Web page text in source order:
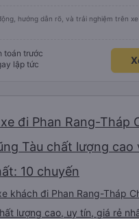
hướng dẫn rõ, và trải nghiệm trên xe
toán trước
lập tức
đi Phan Rang-Tháp
Tàu chất lượng cao
10 chuyến
khách đi Phan Rang-Tháp
lượng cao, uy tín, giá rẻ